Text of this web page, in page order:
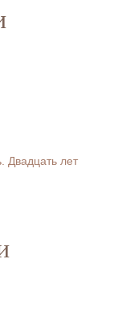
Двадцать лет